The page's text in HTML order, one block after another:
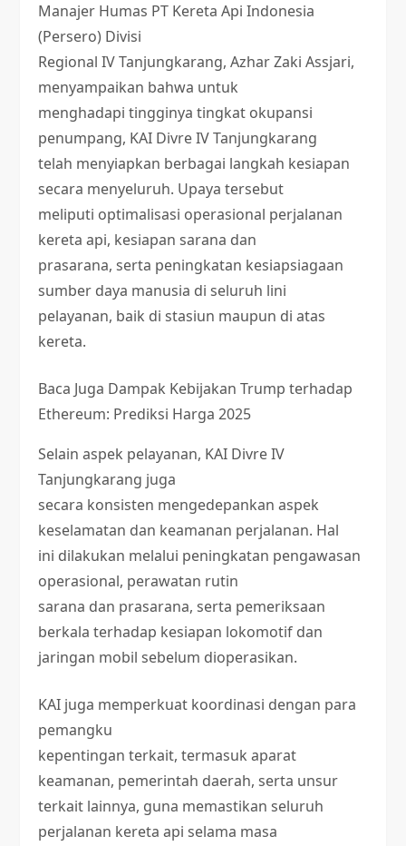
Manajer Humas PT Kereta Api Indonesia
(Persero) Divisi
Regional IV Tanjungkarang, Azhar Zaki Assjari,
menyampaikan bahwa untuk
menghadapi tingginya tingkat okupansi
penumpang, KAI Divre IV Tanjungkarang
telah menyiapkan berbagai langkah kesiapan
secara menyeluruh. Upaya tersebut
meliputi optimalisasi operasional perjalanan
kereta api, kesiapan sarana dan
prasarana, serta peningkatan kesiapsiagaan
sumber daya manusia di seluruh lini
pelayanan, baik di stasiun maupun di atas
kereta.
Baca Juga Dampak Kebijakan Trump terhadap
Ethereum: Prediksi Harga 2025
Selain aspek pelayanan, KAI Divre IV
Tanjungkarang juga
secara konsisten mengedepankan aspek
keselamatan dan keamanan perjalanan. Hal
ini dilakukan melalui peningkatan pengawasan
operasional, perawatan rutin
sarana dan prasarana, serta pemeriksaan
berkala terhadap kesiapan lokomotif dan
jaringan mobil sebelum dioperasikan.
KAI juga memperkuat koordinasi dengan para
pemangku
kepentingan terkait, termasuk aparat
keamanan, pemerintah daerah, serta unsur
terkait lainnya, guna memastikan seluruh
perjalanan kereta api selama masa